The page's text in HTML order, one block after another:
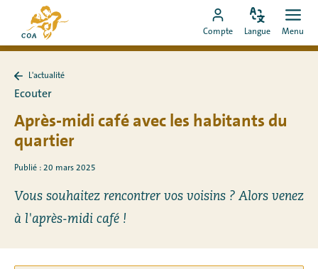
directement
au
Vers
la
page
de
MyCOA
Aller
vers
Compte
Modifiez
langue
Langue Menu
à
L'actualité
Ecouter
Après-midi café avec les habitants du
quartier
Publié : 20 mars 2025
Vous souhaitez rencontrer vos voisins ? Alors venez
à l'après-midi café !